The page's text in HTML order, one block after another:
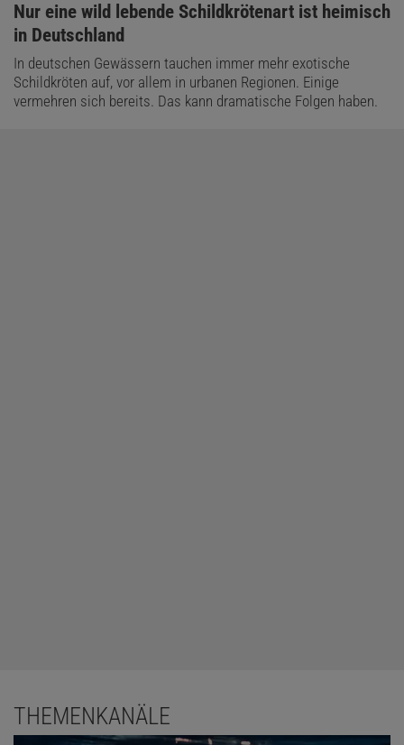
:
Nur eine wild lebende Schildkrötenart ist heimisch
in Deutschland
In deutschen Gewässern tauchen immer mehr exotische
Schildkröten auf, vor allem in urbanen Regionen. Einige
vermehren sich bereits. Das kann dramatische Folgen haben.
THEMENKANÄLE